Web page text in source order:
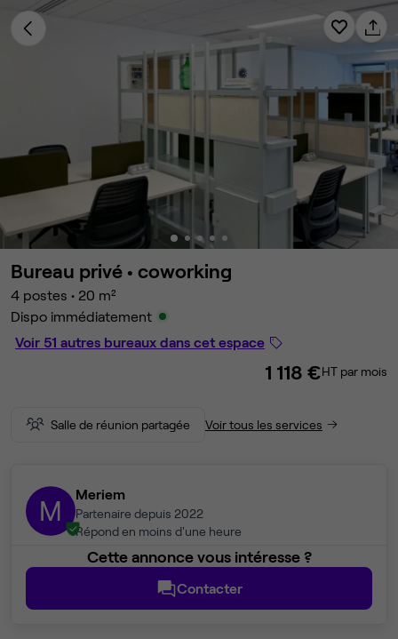
Bureau privé • coworking
4 postes • 20 m²
Dispo immédiatement
Voir 51 autres bureaux dans cet espace
1 118 €HT par mois
Salle de réunion partagée Voir tous les services
M Meriem
Partenaire depuis 2022
Répond en moins d'une heure
Cette annonce vous intéresse ?
Contacter